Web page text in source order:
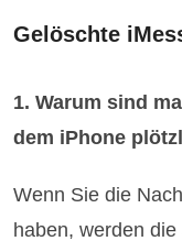
Gelöschte
1. Warum sind
dem iPhone
Wenn Sie die
haben, werden